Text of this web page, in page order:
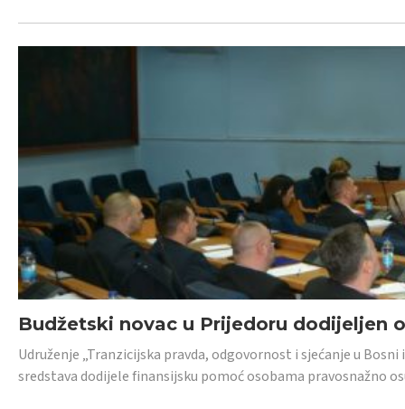
Budžetski novac u Prijedoru dodijeljen
Udruženje „Tranzicijska pravda, odgovornost i sjećanje u
sredstava dodijele finansijsku pomoć osobama pravosnažno